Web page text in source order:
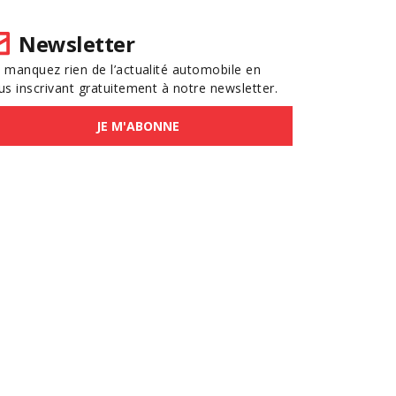
Newsletter
manquez rien de l’actualité automobile en
inscrivant gratuitement à notre newsletter.
JE M'ABONNE